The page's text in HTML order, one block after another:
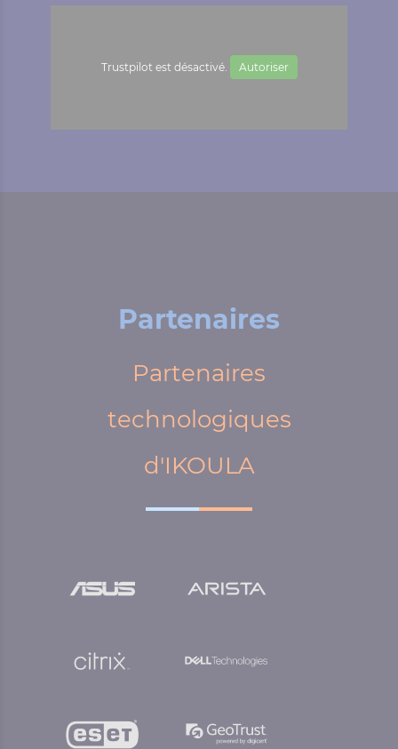
Trustpilot est désactivé. Autoriser
Partenaires
Partenaires
technologiques
d'IKOULA